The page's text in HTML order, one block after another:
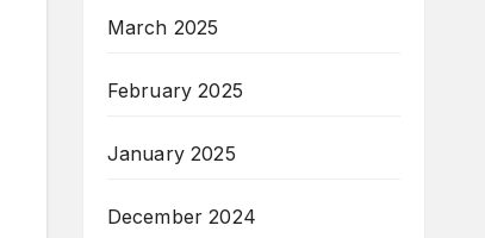
March 2025
February 2025
January 2025
December 2024